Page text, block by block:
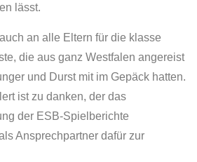
lässt.
an alle Eltern für die klasse
die aus ganz Westfalen angereist
und Durst mit im Gepäck hatten.
ist zu danken, der das
der ESB-Spielberichte
Ansprechpartner dafür zur